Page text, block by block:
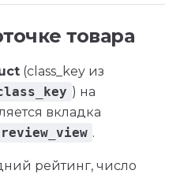
товара
(class_key из
) на
вкладка
review_view .
рейтинг, число